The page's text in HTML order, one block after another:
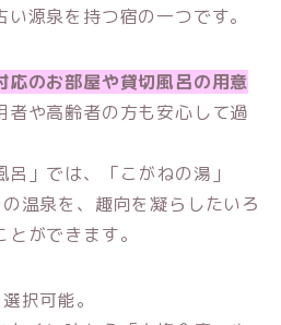
源泉を持つ宿の一つです。
応のお部屋や貸切風呂の用意
者や高齢者の方も安心して過
呂」では、「こがねの湯」
温泉を、趣向を凝らしたいろ
ができます。
択可能。